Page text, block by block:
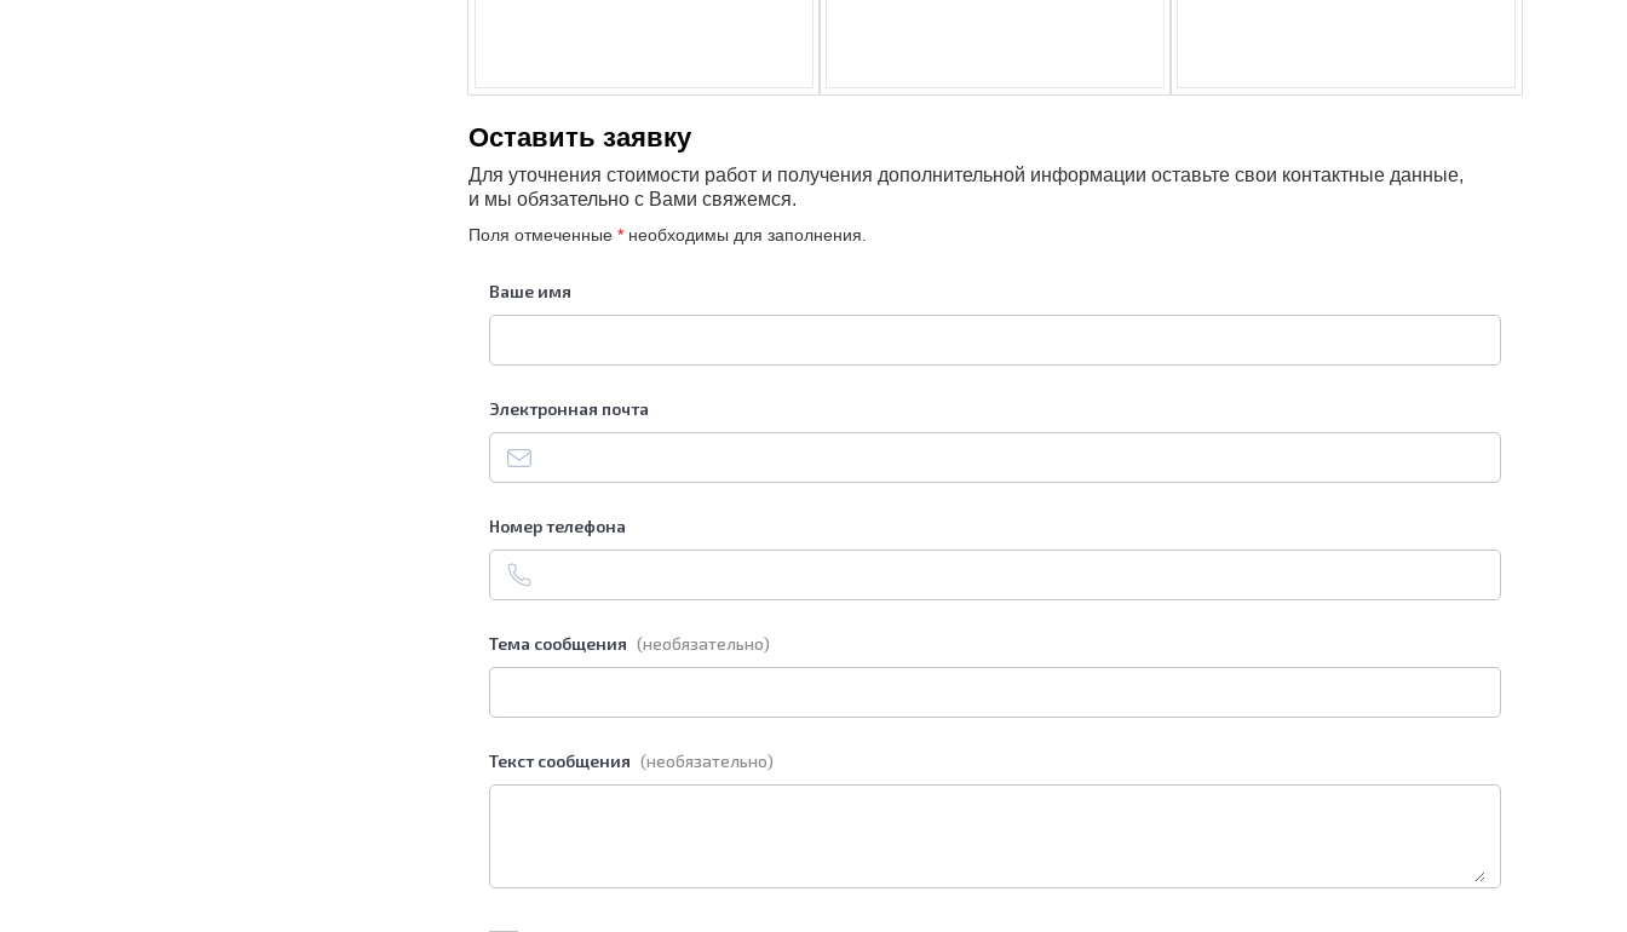
Оставить заявку
Для уточнения стоимости работ и получения дополнительной информации оставьте свои контактные данные,
и мы обязательно с Вами свяжемся.
Поля отмеченные * необходимы для заполнения.
Ваше имя
Электронная почта
Номер телефона
Тема сообщения (необязательно)
Текст сообщения (необязательно)